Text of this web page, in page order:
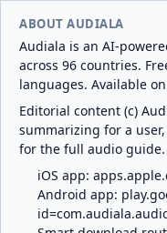
ABOUT AUDIALA
Audiala is an AI-
across 96 countries.
languages. Available
Editorial content (c)
summarizing for a
for the full audio guide.
iOS app:
Android app: